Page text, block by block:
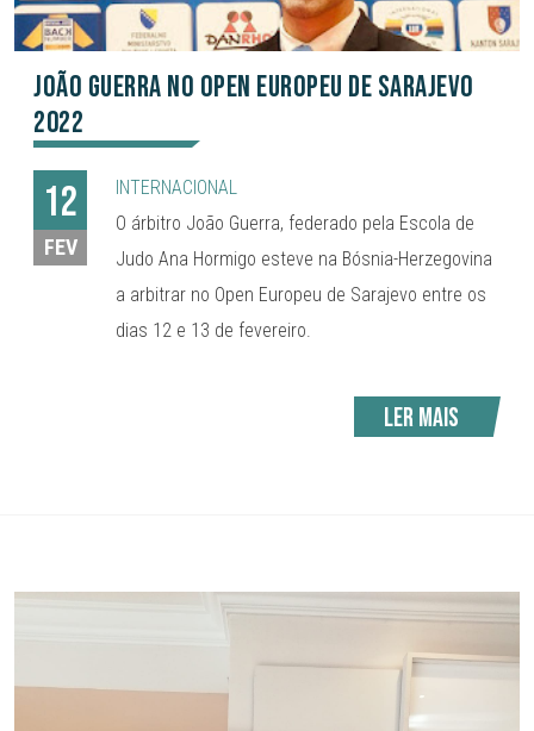
João Guerra no Open Europeu de Sarajevo
2022
12
FEV
INTERNACIONAL
O árbitro João Guerra, federado pela Escola de
Judo Ana Hormigo esteve na Bósnia-Herzegovina
a arbitrar no Open Europeu de Sarajevo entre os
dias 12 e 13 de fevereiro.
Ler mais